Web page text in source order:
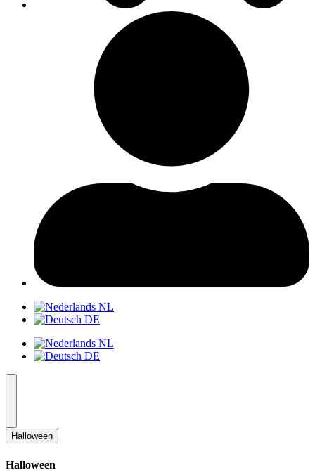
NL
DE
NL
DE
Halloween
Halloween